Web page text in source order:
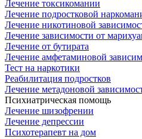
Лечение токсикомании
Лечение подростковой
Лечение никотиновой
Лечение зависимости от
Лечение от бутирата
Лечение амфетаминовой
Тест на наркотики
Реабилитация подростков
Лечение метадоновой
Психиатрическая помощь
Лечение шизофрении
Лечение депрессии
Психотерапевт на дом